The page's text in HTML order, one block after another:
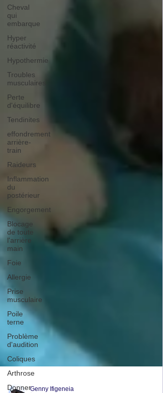
Cheval
qui
embarque
Hyper
réactivité
Hypothermie
Troubles
musculaires
Perte
d'équilibre
Tendinites
effondrement
arrière-
train
Raideurs
Inflammation
du
postérieur
Engorgement
Blocage
de toute
l'arrière
main
Foie
Allergie
Prise
musculaire
Poile
terne
Problème
d'audition
Coliques
Arthrose
Donner